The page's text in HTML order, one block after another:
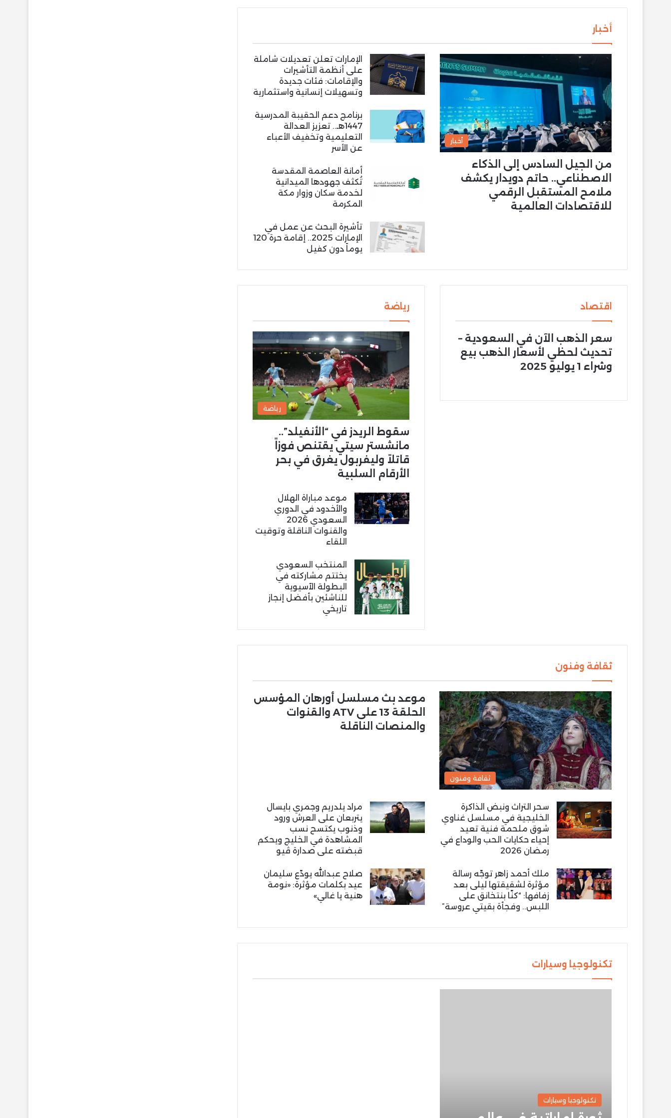
أخبار
أخبار
من الجيل السادس إلى الذكاء
الاصطناعي.. حاتم دويدار يكشف
ملامح المستقبل الرقمي
للاقتصادات العالمية
الإمارات تعلن تعديلات شاملة
على أنظمة التأشيرات
والإقامات: فئات جديدة
وتسهيلات إنسانية واستثمارية
برنامج دعم الحقيبة المدرسية
1447هـ.. تعزيز العدالة
التعليمية وتخفيف الأعباء
عن الأسر
أمانة العاصمة المقدسة
تُكثف جهودها الميدانية
لخدمة سكان وزوار مكة
المكرمة
تأشيرة البحث عن عمل في
الإمارات 2025.. إقامة حرة 120
يوماً دون كفيل
اقتصاد
سعر الذهب الآن في السعودية –
تحديث لحظي لأسعار الذهب بيع
وشراء 1 يوليو 2025
رياضة
رياضة
سقوط الريدز في “الأنفيلد”..
مانشستر سيتي يقتنص فوزاً
قاتلاً وليفربول يغرق في بحر
الأرقام السلبية
موعد مباراة الهلال
والأخدود في الدوري
السعودي 2026
والقنوات الناقلة وتوقيت
اللقاء
المنتخب السعودي
يختتم مشاركته في
البطولة الآسيوية
للناشئين بأفضل إنجاز
تاريخي
ثقافة وفنون
ثقافة وفنون
موعد بث مسلسل أورهان المؤسس
الحلقة 13 على ATV والقنوات
والمنصات الناقلة
سحر التراث ونبض الذاكرة
الخليجية في مسلسل غناوي
شوق ملحمة فنية تعيد
إحياء حكايات الحب والوداع في
رمضان 2026
مراد يلدريم وجمري بايسال
يتربعان على العرش ورود
وذنوب يكتسح نسب
المشاهدة في الخليج ويحكم
قبضته على صدارة ڤيو
ملك أحمد زاهر توجّه رسالة
مؤثرة لشقيقتها ليلى بعد
زفافها: “كنّا بنتخانق على
اللبس.. وفجأة بقيتي عروسة”
صلاح عبدالله يودّع سليمان
عيد بكلمات مؤثرة: «نومة
هنية يا غالي»
تكنولوجيا وسيارات
تكنولوجيا وسيارات